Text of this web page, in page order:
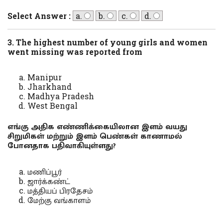
Select Answer : a. b. c. d.
3. The highest number of young girls and women
went missing was reported from
Manipur
Jharkhand
Madhya Pradesh
West Bengal
எங்கு அதிக எண்ணிக்கையிலான இளம் வயது
சிறுமிகள் மற்றும் இளம் பெண்கள் காணாமல்
போனதாக பதிவாகியுள்ளது?
மணிப்பூர்
ஜார்க்கண்ட்
மத்தியப் பிரதேசம்
மேற்கு வங்காளம்